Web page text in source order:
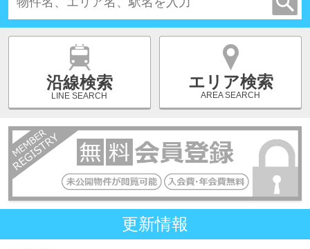
沿線検索
LINE SEARCH
エリア検索
AREA SEARCH
更新情報